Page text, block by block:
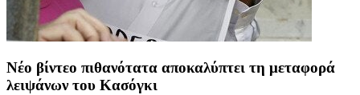
Νέο βίντεο πιθανότατα αποκαλύπτει τη μεταφορά
λειψάνων του Κασόγκι